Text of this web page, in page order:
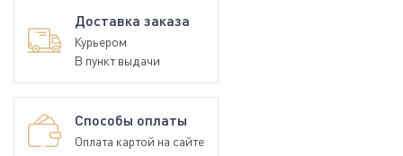
Доставка заказа
Курьером
В пункт выдачи
Способы оплаты
Оплата картой на сайте